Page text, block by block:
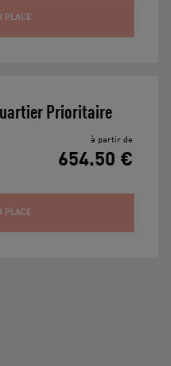
PLACE
Prioritaire
à partir de
654.50 €
PLACE